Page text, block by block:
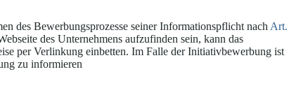
des Bewerbungsprozesse seiner Informationspflicht nach Art.
des Unternehmens aufzufinden sein, kann das
per Verlinkung einbetten. Im Falle der Initiativbewerbung ist
zu informieren